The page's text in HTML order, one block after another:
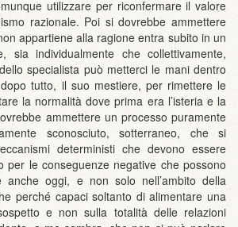
utilizzare per riconfermare il valore
razionale. Poi si dovrebbe ammettere
appartiene alla ragione entra subito in un
sia individualmente che collettivamente,
specialista può metterci le mani dentro
tutto, il suo mestiere, per rimettere le
la normalità dove prima era l’isteria e la
ammettere un processo puramente
sconosciuto, sotterraneo, che si
deterministi che devono essere
per le conseguenze negative che possono
anche oggi, e non solo nell’ambito della
perché capaci soltanto di alimentare una
e non sulla totalità delle relazioni